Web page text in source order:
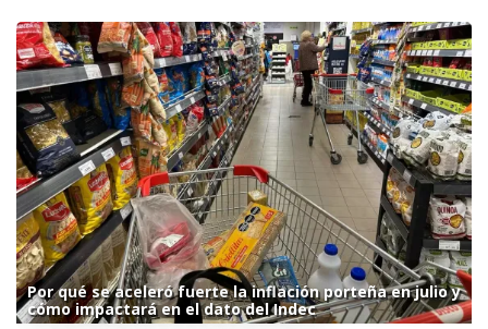
Por qué se aceleró fuerte la inflación porteña en julio y
cómo impactará en el dato del Indec